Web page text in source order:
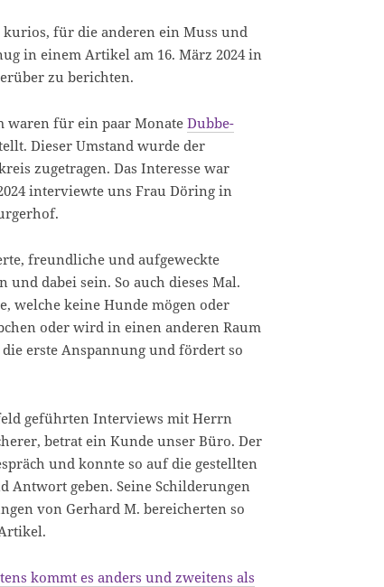
für die anderen ein Muss und
in einem Artikel am 16. März 2024 in
zu berichten.
waren für ein paar Monate Dubbe-
Dieser Umstand wurde der
zugetragen. Das Interesse war
interviewte uns Frau Döring in
freundliche und aufgeweckte
dabei sein. So auch dieses Mal.
welche keine Hunde mögen oder
oder wird in einen anderen Raum
erste Anspannung und fördert so
geführten Interviews mit Herrn
betrat ein Kunde unser Büro. Der
und konnte so auf die gestellten
Antwort geben. Seine Schilderungen
von Gerhard M. bereicherten so
kommt es anders und zweitens als